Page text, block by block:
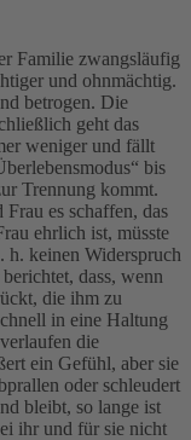
Familie zwangsläufig
und ohnmächtig.
betrogen. Die
geht das
weniger und fällt
bis
Trennung kommt.
es schaffen, das
ehrlich ist, müsste
h. keinen Widerspruch
dass, wenn
die ihm zu
in eine Haltung
die
ein Gefühl, aber sie
oder schleudert
bleibt, so lange ist
ihr und für sie nicht